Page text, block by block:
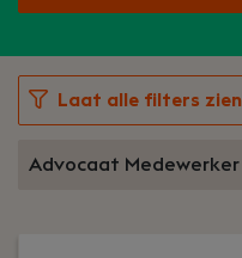
Laat alle filters zien
Advocaat Medewerker